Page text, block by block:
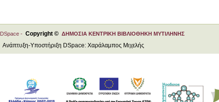
DSpace - Copyright © ΔΗΜΟΣΙΑ ΚΕΝΤΡΙΚΗ ΒΙΒΛΙΟΘΗΚΗ ΜΥΤΙΛΗΝΗΣ
Ανάπτυξη-Υποστήριξη DSpace: Χαράλαμπος Μιχελής